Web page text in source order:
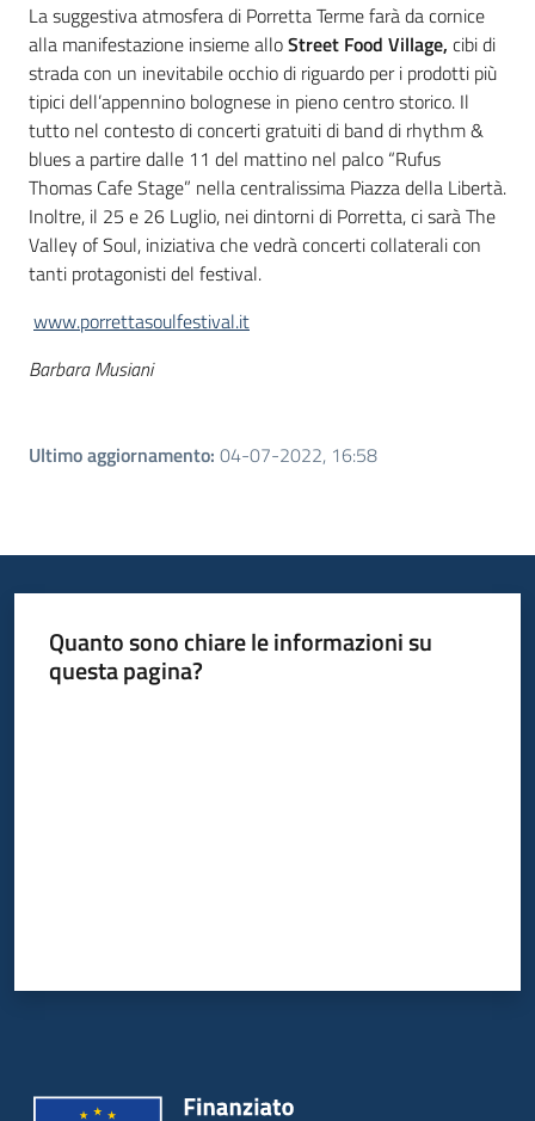
La suggestiva atmosfera di Porretta Terme farà da cornice
alla manifestazione insieme alloStreet Food Village, cibi di
strada con un inevitabile occhio di riguardo per i prodotti più
tipici dell’appennino bolognese in pieno centro storico. Il
tutto nel contesto di concerti gratuiti di band di rhythm &
blues a partire dalle 11 del mattino nel palco “Rufus
Thomas Cafe Stage” nella centralissima Piazza della Libertà.
Inoltre, il 25 e 26 Luglio, nei dintorni di Porretta, ci sarà The
Valley of Soul, iniziativa che vedrà concerti collaterali con
tanti protagonisti del festival.
www.porrettasoulfestival.it
Barbara Musiani
Ultimo aggiornamento: 04-07-2022, 16:58
Quanto sono chiare le informazioni su
questa pagina?